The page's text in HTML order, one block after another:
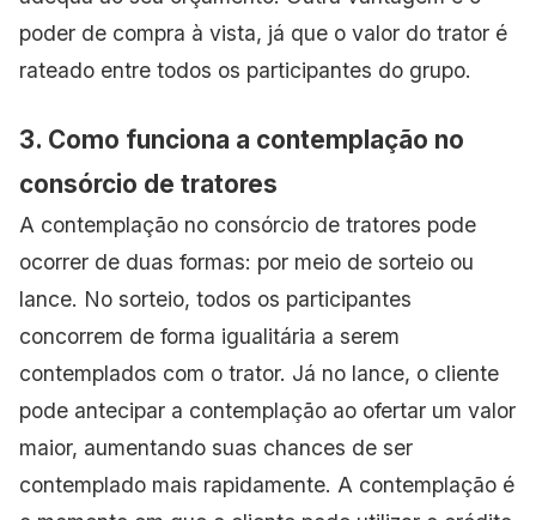
poder de compra à vista, já que o valor do trator é
rateado entre todos os participantes do grupo.
3. Como funciona a contemplação no
consórcio de tratores
A contemplação no consórcio de tratores pode
ocorrer de duas formas: por meio de sorteio ou
lance. No sorteio, todos os participantes
concorrem de forma igualitária a serem
contemplados com o trator. Já no lance, o cliente
pode antecipar a contemplação ao ofertar um valor
maior, aumentando suas chances de ser
contemplado mais rapidamente. A contemplação é